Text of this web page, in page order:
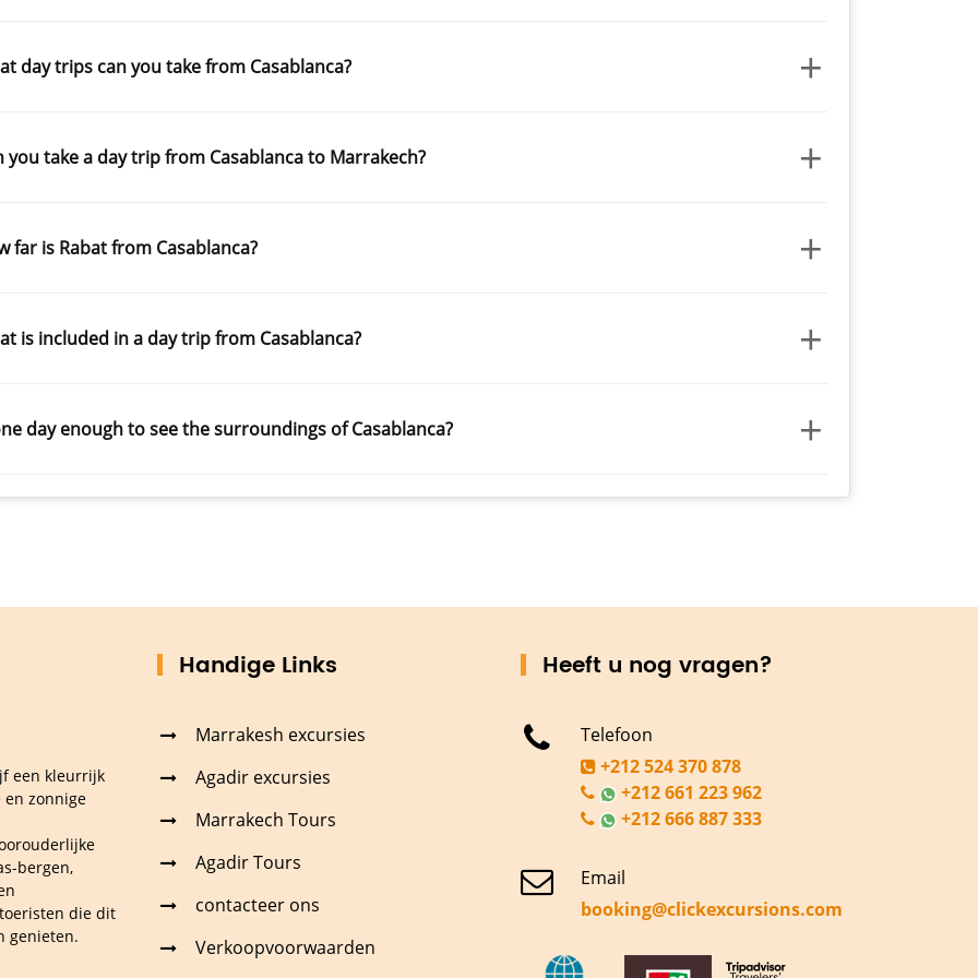
day trips can you take from Casablanca? +
you take a day trip from Casablanca to Marrakech? +
far is Rabat from Casablanca? +
is included in a day trip from Casablanca? +
day enough to see the surroundings of Casablanca? +
een kleurrijk
en zonnige
bergen,
die dit
genieten.
Handige Links
Marrakesh excursies
Agadir excursies
Marrakech Tours
Agadir Tours
contacteer ons
Verkoopvoorwaarden
Heeft u nog vragen?
Telefoon
+212 524 370 878
+212 661 223 962
+212 666 887 333
Email
booking@clickexcursions.com